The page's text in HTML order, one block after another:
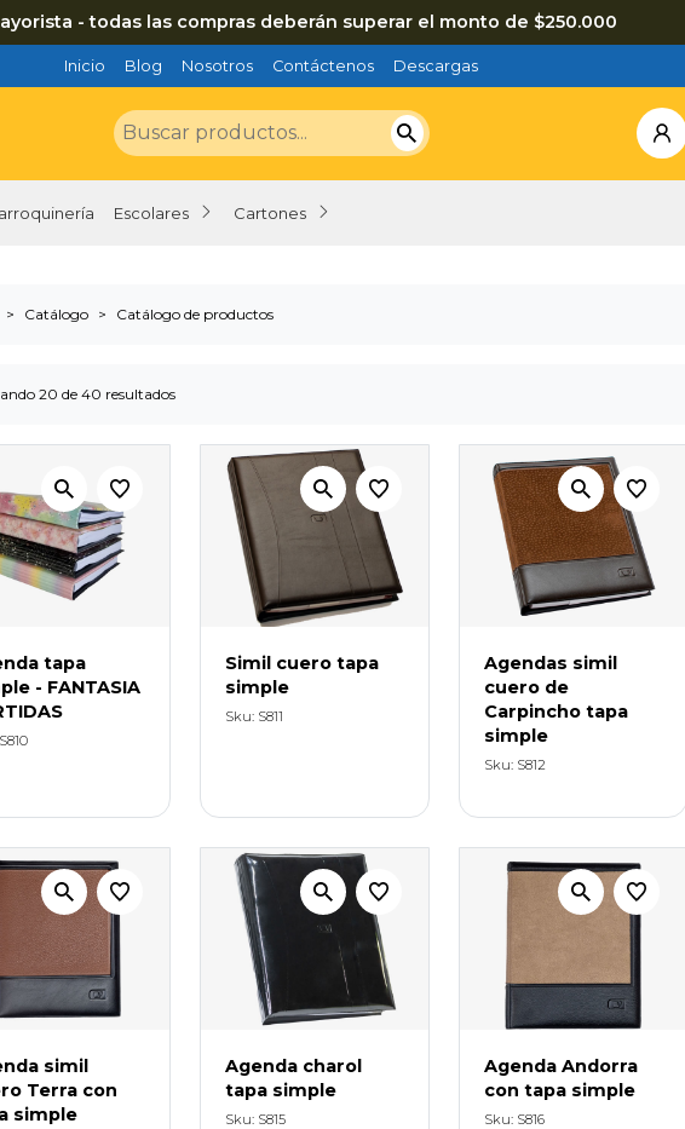
- todas las compras deberán superar el monto de $250.000
Inicio Blog Nosotros Contáctenos Descargas
Escolares Cartones
Catálogo Catálogo de productos
20 de 40 resultados
tapa
- FANTASIA
Simil cuero tapa
simple
Sku: S811
Agendas simil
cuero de
Carpincho tapa
simple
Sku: S812
simil
Terra con
simple
Agenda charol
tapa simple
Sku: S815
Agenda Andorra
con tapa simple
Sku: S816